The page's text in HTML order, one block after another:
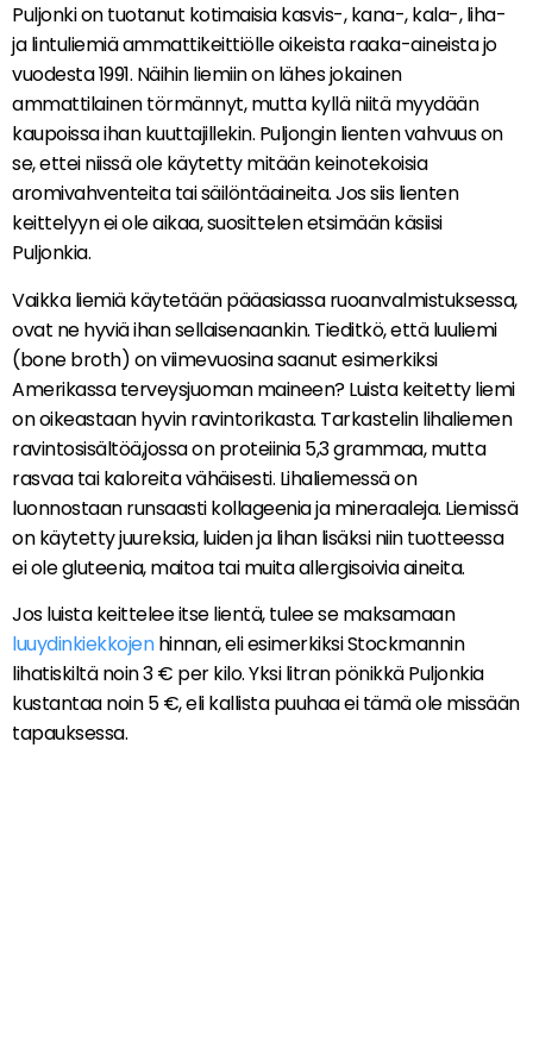
Puljonki on tuotanut kotimaisia kasvis-, kana-, kala-, liha-
ja lintuliemiä ammattikeittiölle oikeista raaka-aineista jo
vuodesta 1991. Näihin liemiin on lähes jokainen
ammattilainen törmännyt, mutta kyllä niitä myydään
kaupoissa ihan kuuttajillekin. Puljongin lienten vahvuus on
se, ettei niissä ole käytetty mitään keinotekoisia
aromivahventeita tai säilöntäaineita. Jos siis lienten
keittelyyn ei ole aikaa, suosittelen etsimään käsiisi
Puljonkia.
Vaikka liemiä käytetään pääasiassa ruoanvalmistuksessa,
ovat ne hyviä ihan sellaisenaankin. Tieditkö, että luuliemi
(bone broth) on viimevuosina saanut esimerkiksi
Amerikassa terveysjuoman maineen? Luista keitetty liemi
on oikeastaan hyvin ravintorikasta. Tarkastelin lihaliemen
ravintosisältöä,jossa on proteiinia 5,3 grammaa, mutta
rasvaa tai kaloreita vähäisesti. Lihaliemessä on
luonnostaan runsaasti kollageenia ja mineraaleja. Liemissä
on käytetty juureksia, luiden ja lihan lisäksi niin tuotteessa
ei ole gluteenia, maitoa tai muita allergisoivia aineita.
Jos luista keittelee itse lientä, tulee se maksamaan
luuydinkiekkojenhinnan, eli esimerkiksi Stockmannin
lihatiskiltä noin 3 € per kilo. Yksi litran pönikkä Puljonkia
kustantaa noin 5 €, eli kallista puuhaa ei tämä ole missään
tapauksessa.